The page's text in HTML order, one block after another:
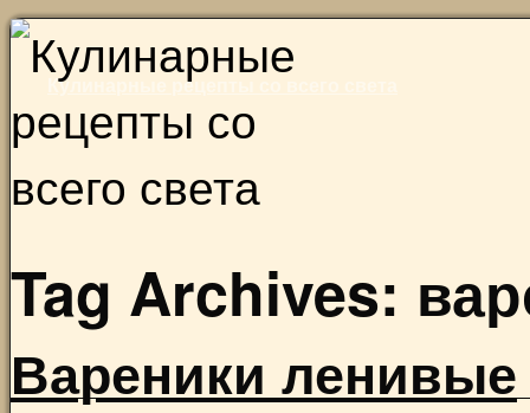
Кулинарные рецепты со всего света
Skip
content
Tag Archives:
Вареники ленивые